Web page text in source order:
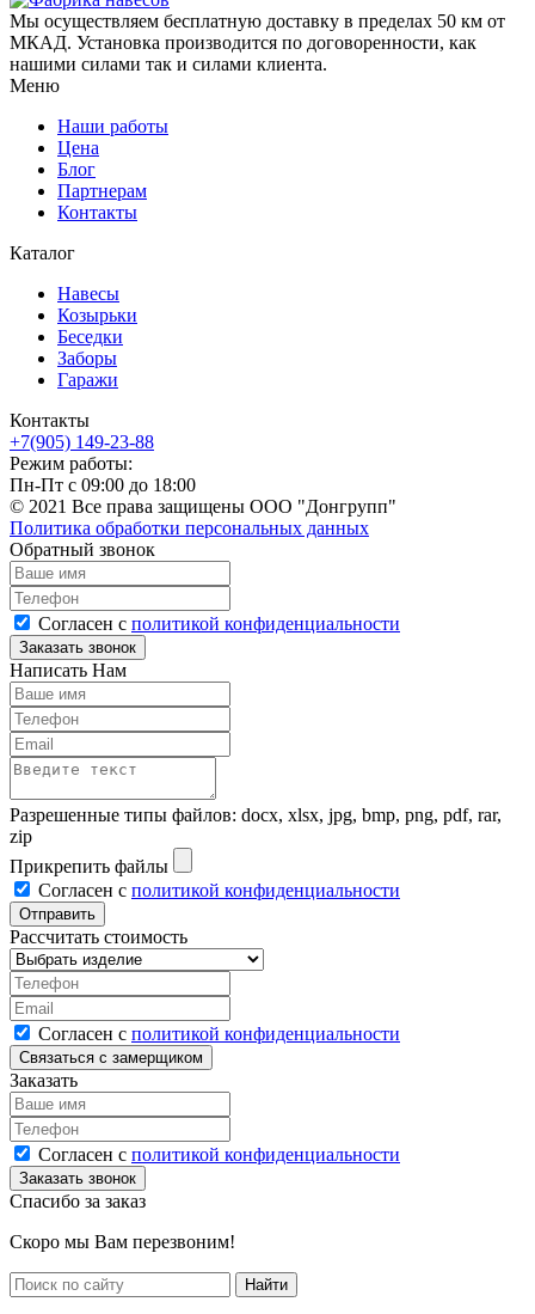
Мы осуществляем бесплатную доставку в пределах 50 км от
МКАД. Установка производится по договоренности, как
нашими силами так и силами клиента.
Меню
Наши работы
Цена
Блог
Партнерам
Контакты
Каталог
Навесы
Козырьки
Беседки
Заборы
Гаражи
Контакты
+7(905) 149-23-88
Режим работы:
Пн-Пт с 09:00 до 18:00
© 2021 Все права защищены ООО "Донгрупп"
Политика обработки персональных данных
Обратный звонок
Согласен с политикой конфиденциальности
Написать Нам
Разрешенные типы файлов: docx, xlsx, jpg, bmp, png, pdf, rar,
zip
Прикрепить файлы
Согласен с политикой конфиденциальности
Рассчитать стоимость
Согласен с политикой конфиденциальности
Заказать
Согласен с политикой конфиденциальности
Спасибо за заказ
Скоро мы Вам перезвоним!